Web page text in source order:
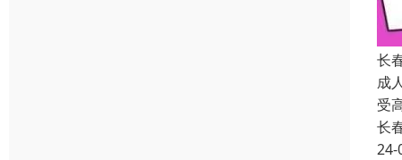
长
成
受
长
24-